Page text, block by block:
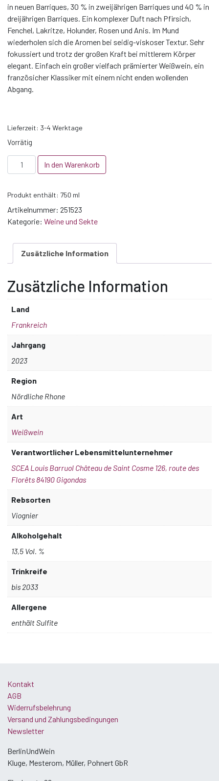
in neuen Barriques, 30 % in zweijährigen Barriques und 40 % in
dreijährigen Barriques. Ein komplexer Duft nach Pfirsich,
Fenchel, Lakritze, Holunder, Rosen und Anis. Im Mund
wiederholen sich die Aromen bei seidig-viskoser Textur. Sehr
fokussiert und trotz der großen Kraft bei mittlerem Körper
elegant. Einfach ein großer vielfach prämierter Weißwein, ein
französicher Klassiker mit einem nicht enden wollenden
Abgang.
Lieferzeit: 3-4 Werktage
Vorrätig
2023
Condrieu
In den Warenkorb
Produkt enthält: 750 ml
Artikelnummer: 251523
Kategorie: Weine und Sekte
Zusätzliche Information
Zusätzliche Information
Land
Frankreich
Jahrgang
2023
Region
Nördliche Rhone
Art
Weißwein
Verantwortlicher Lebensmittelunternehmer
SCEA Louis Barruol Château de Saint Cosme 126, route des
Florêts 84190 Gigondas
Rebsorten
Viognier
Alkoholgehalt
13,5 Vol. %
Trinkreife
bis 2033
Allergene
enthält Sulfite
Kontakt
AGB
Widerrufsbelehrung
Versand und Zahlungsbedingungen
Newsletter
BerlinUndWein
Kluge, Mesterom, Müller, Pohnert GbR